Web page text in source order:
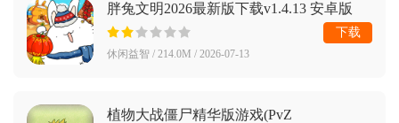
胖兔文明2026最新版下载v1.4.13 安卓版
休闲益智 / 214.0M / 2026-07-13
下载
植物大战僵尸精华版游戏(PvZ